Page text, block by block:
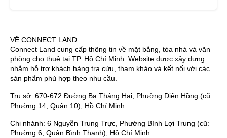
VỀ CONNECT LAND
Connect Land cung cấp thông tin về mặt bằng, tòa nhà và văn
phòng cho thuê tại TP. Hồ Chí Minh. Website được xây dựng
nhằm hỗ trợ khách hàng tra cứu, tham khảo và kết nối với các
sản phẩm phù hợp theo nhu cầu.
Trụ sở: 670-672 Đường Ba Tháng Hai, Phường Diên Hồng (cũ:
Phường 14, Quận 10), Hồ Chí Minh
Chi nhánh: 6 Nguyễn Trung Trực, Phường Bình Lợi Trung (cũ:
Phường 6, Quận Bình Thạnh), Hồ Chí Minh